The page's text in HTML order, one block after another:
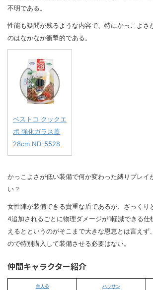
不明である。
性能も疑問が残るような内容で、特にかっこよさ
のはなかなか衝撃的である。
ベストコ クックエ
ポ 強化ガラス蓋
28cm ND-5528
かっこよさが低い装備で何か変わった縛りプレイ
い？
女性陣が装備できる貴重な盾であるが、ざっくり
4追加されるごとに物理ダメージが1軽減できる仕
えるとというのがそこまで大きな恩恵とは言えず
ので特別購入して装備させる必要はない。
仲間キャラクター紹介
主人公 ハッサン